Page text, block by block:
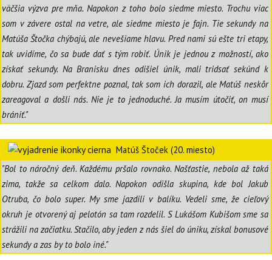
väčšia výzva pre mňa. Napokon z toho bolo siedme miesto. Trochu viac
som v závere ostal na vetre, ale siedme miesto je fajn. Tie sekundy na
Matúša Štočka chýbajú, ale nevešiame hlavu. Pred nami sú ešte tri etapy,
tak uvidíme, čo sa bude dať s tým robiť. Únik je jednou z možností, ako
získať sekundy. Na Branisku dnes odišiel únik, mali tridsať sekúnd k
dobru. Zjazd som perfektne poznal, tak som ich dorazil, ale Matúš neskôr
zareagoval a došli nás. Nie je to jednoduché. Ja musím útočiť, on musí
brániť."
Matúš Štoček (20. miesto)
"Bol to náročný deň. Každému pršalo rovnako. Našťastie, nebola až taká
zima, takže sa celkom dalo. Napokon odišla skupina, kde bol Jakub
Otruba, čo bolo super. My sme jazdili v balíku. Vedeli sme, že cieľový
okruh je otvorený aj pelotón sa tam rozdelil. S Lukášom Kubišom sme sa
strážili na začiatku. Stačilo, aby jeden z nás šiel do úniku, získal bonusové
sekundy a zas by to bolo iné."